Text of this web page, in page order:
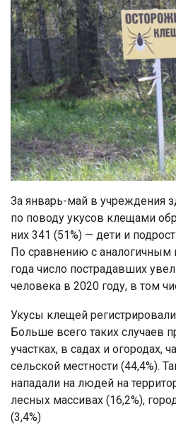
За январь-май в учреждения
по поводу укусов клещами
них 341 (51%) — дети и
По сравнению с
года число пострадавших
человека в 2020 году, в том
Укусы клещей
Больше всего таких случаев
участках, в садах и огородах,
сельской местности (44,4%).
нападали на людей на
лесных массивах (16,2%),
(3,4%)